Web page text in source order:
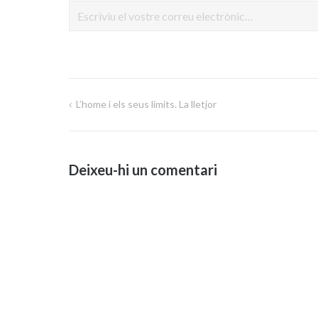
Navegació
L’home i els seus límits. La lletjor
Deixeu-hi un comentari